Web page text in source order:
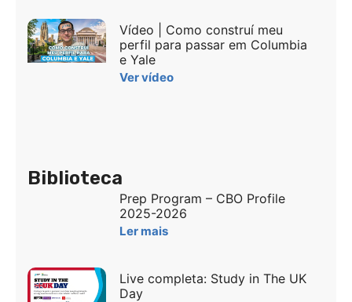
Vídeo | Como construí meu
perfil para passar em Columbia
e Yale
Ver vídeo
Biblioteca
Prep Program – CBO Profile
2025-2026
Ler mais
Live completa: Study in The UK
Day